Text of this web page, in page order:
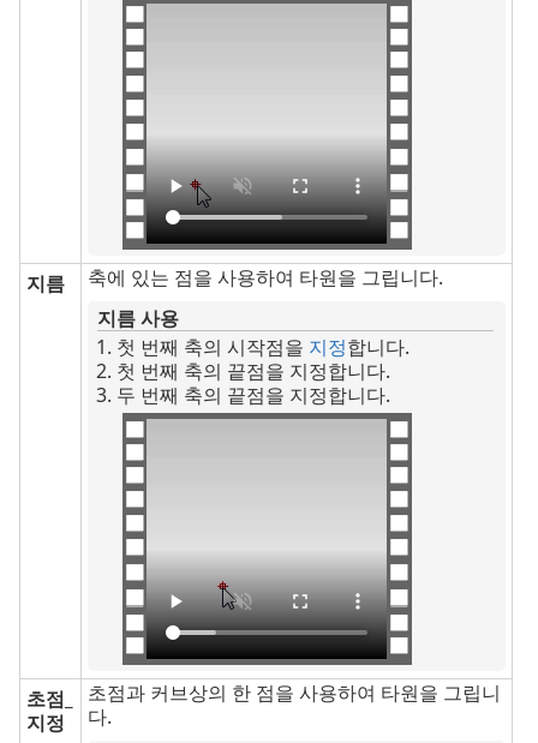
지름
축에 있는 점을 사용하여 타원을 그립니다.
지름 사용
첫 번째 축의 시작점을 지정합니다.
첫 번째 축의 끝점을 지정합니다.
두 번째 축의 끝점을 지정합니다.
초점_
지정
초점과 커브상의 한 점을 사용하여 타원을 그립니
다.